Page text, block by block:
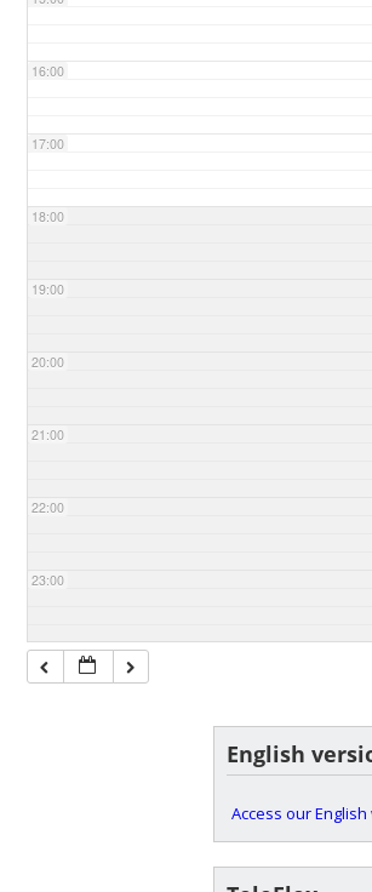
16:00
17:00
18:00
19:00
20:00
21:00
22:00
23:00
English
Access our